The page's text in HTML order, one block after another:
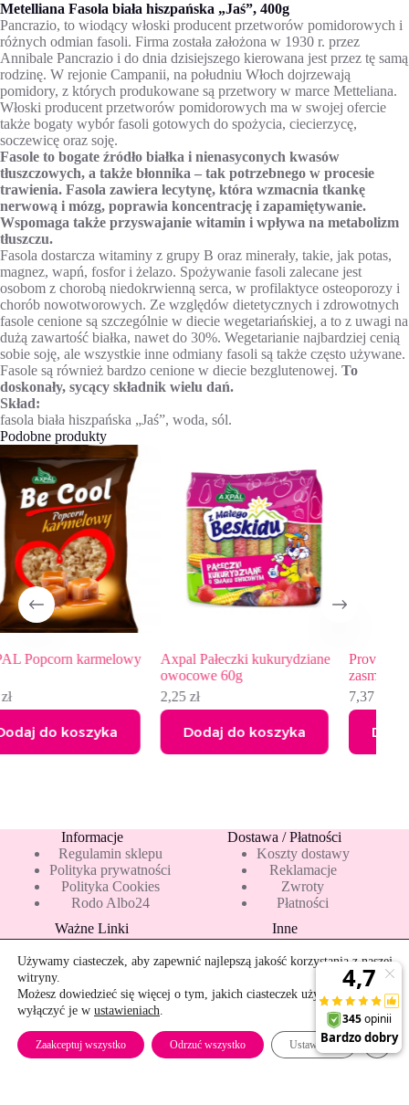
Metelliana Fasola biała hiszpańska „Jaś”, 400g
Pancrazio, to wiodący włoski producent przetworów pomidorowych i
różnych odmian fasoli. Firma została założona w 1930 r. przez
Annibale Pancrazio i do dnia dzisiejszego kierowana jest przez tę samą
rodzinę. W rejonie Campanii, na południu Włoch dojrzewają
pomidory, z których produkowane są przetwory w marce Metteliana.
Włoski producent przetworów pomidorowych ma w swojej ofercie
także bogaty wybór fasoli gotowych do spożycia, ciecierzycę,
soczewicę oraz soję.
Fasole to bogate źródło białka i nienasyconych kwasów
tłuszczowych, a także błonnika – tak potrzebnego w procesie
trawienia. Fasola zawiera lecytynę, która wzmacnia tkankę
nerwową i mózg, poprawia koncentrację i zapamiętywanie.
Wspomaga także przyswajanie witamin i wpływa na metabolizm
tłuszczu.
Fasola dostarcza witaminy z grupy B oraz minerały, takie, jak potas,
magnez, wapń, fosfor i żelazo. Spożywanie fasoli zalecane jest
osobom z chorobą niedokrwienną serca, w profilaktyce osteoporozy i
chorób nowotworowych. Ze względów dietetycznych i zdrowotnych
fasole cenione są szczególnie w diecie wegetariańskiej, a to z uwagi na
dużą zawartość białka, nawet do 30%. Wegetarianie najbardziej cenią
sobie soję, ale wszystkie inne odmiany fasoli są także często używane.
Fasole są również bardzo cenione w diecie bezglutenowej. To
doskonały, sycący składnik wielu dań.
Skład:
fasola biała hiszpańska „Jaś”, woda, sól.
Podobne produkty
Axpal Pałeczki kukurydziane
Dodaj do koszyka
Provitus Marchewka
zasmażana, 480g
Dodaj do koszyka
Informacje
Regulamin sklepu
Polityka prywatności
Polityka Cookies
Rodo Albo24
Dostawa / Płatności
Koszty dostawy
Reklamacje
Zwroty
Płatności
Ważne Linki
Blog
Nowości
Bestsellery
Inne
Pakiety 10 mleka
Mapa strony
Rekomendowane
Kontakt
Szybkie zwroty
Używamy ciasteczek, aby zapewnić najlepszą jakość korzystania z naszej
witryny.
Możesz dowiedzieć się więcej o tym, jakich ciasteczek używamy, lub
wyłączyć je w ustawieniach.
Zaakceptuj wszystko Odrzuć wszystko Ustawienia